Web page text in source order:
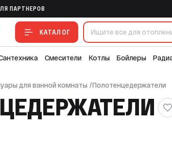
ПАРТНЕРОВ
КАТАЛОГ
Смесители Котлы Бойлеры
для ванной комнаты /Полотенцедержатели